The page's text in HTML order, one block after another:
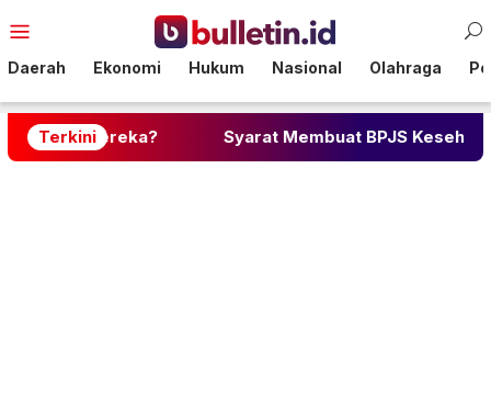
ke
Mobile
Daerah Ekonomi Hukum Nasional Olahraga
Terkini Syarat Membuat BPJS Kesehatan: Lengkap